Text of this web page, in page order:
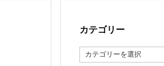
カテゴリー
テ